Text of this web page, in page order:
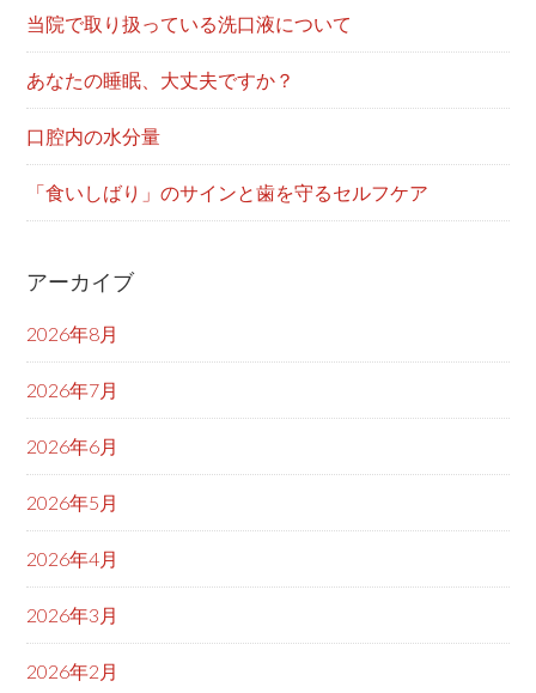
当院で取り扱っている洗口液について
あなたの睡眠、大丈夫ですか？
口腔内の水分量
「食いしばり」のサインと歯を守るセルフケア
アーカイブ
2026年8月
2026年7月
2026年6月
2026年5月
2026年4月
2026年3月
2026年2月